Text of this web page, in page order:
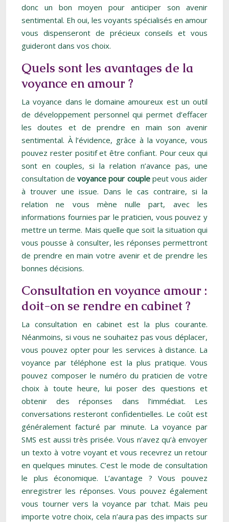
donc un bon moyen pour anticiper son avenir
sentimental. Eh oui, les voyants spécialisés en amour
vous dispenseront de précieux conseils et vous
guideront dans vos choix.
Quels sont les avantages de la
voyance en amour ?
La voyance dans le domaine amoureux est un outil
de développement personnel qui permet d’effacer
les doutes et de prendre en main son avenir
sentimental. À l’évidence, grâce à la voyance, vous
pouvez rester positif et être confiant. Pour ceux qui
sont en couples, si la relation n’avance pas, une
consultation devoyance pour couplepeut vous aider
à trouver une issue. Dans le cas contraire, si la
relation ne vous mène nulle part, avec les
informations fournies par le praticien, vous pouvez y
mettre un terme. Mais quelle que soit la situation qui
vous pousse à consulter, les réponses permettront
de prendre en main votre avenir et de prendre les
bonnes décisions.
Consultation en voyance amour :
doit-on se rendre en cabinet ?
La consultation en cabinet est la plus courante.
Néanmoins, si vous ne souhaitez pas vous déplacer,
vous pouvez opter pour les services à distance. La
voyance par téléphone est la plus pratique. Vous
pouvez composer le numéro du praticien de votre
choix à toute heure, lui poser des questions et
obtenir des réponses dans l’immédiat. Les
conversations resteront confidentielles. Le coût est
généralement facturé par minute. La voyance par
SMS est aussi très prisée. Vous n’avez qu’à envoyer
un texto à votre voyant et vous recevrez un retour
en quelques minutes. C’est le mode de consultation
le plus économique. L’avantage ? Vous pouvez
enregistrer les réponses. Vous pouvez également
vous tourner vers la voyance par tchat. Mais peu
importe votre choix, cela n’aura pas des impacts sur